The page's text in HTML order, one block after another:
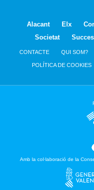
Alacant Elx
Societat
CONTACTE QUI SOM?
POLÍTICA DE COOKIES
Amb la col·laboració de la